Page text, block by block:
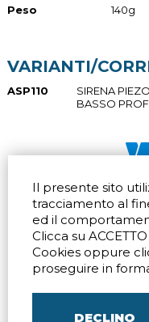
Il presente sito
tracciamento al
ed il
Clicca su
Cookies oppure
proseguire in
DECLINO
Peso
140g
VARIANTI/
ASP110
SIRENA
BASSO
Via dell'artigianato 32Q
20865 Usmate Velate
Indicazioni Stradali
Via Pontina 583
Roma (RM) 00128
Tel.+39 06 80079273
Indicazioni Stradali